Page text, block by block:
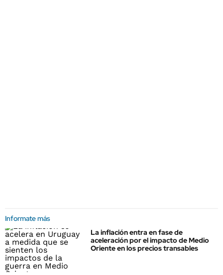
Informate más
La inflación entra en fase de
aceleración por el impacto de Medio
Oriente en los precios transables